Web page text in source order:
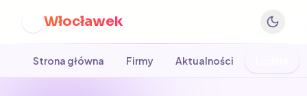
Włocławek
Strona główna Firmy Aktualności